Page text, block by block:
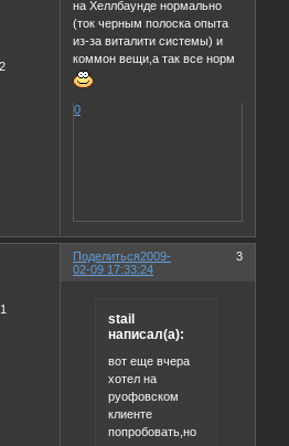
на Хеллбаунде нормально
(ток черным полоска опыта
из-за виталити системы) и
коммон вещи,а так все норм
0
Поделиться 3
2009-
02-09 17:33:24
stail
написал(а):
вот еще вчера
хотел на
руофовском
клиенте
попробовать,но